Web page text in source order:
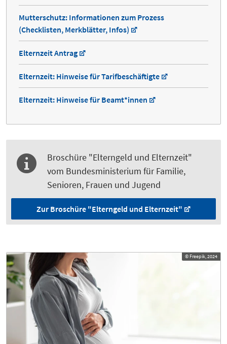
Mutterschutz: Informationen zum Prozess
(Checklisten, Merkblätter, Infos)
Elternzeit Antrag
Elternzeit: Hinweise für Tarifbeschäftigte
Elternzeit: Hinweise für Beamt*innen
Broschüre "Elterngeld und Elternzeit"
vom Bundesministerium für Familie,
Senioren, Frauen und Jugend
Zur Broschüre "Elterngeld und Elternzeit"
© Freepik, 2024